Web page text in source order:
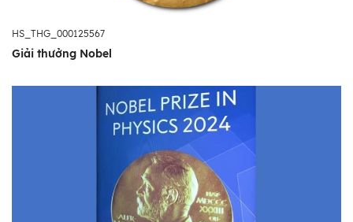
HS_THG_000125567
Giải thưởng Nobel